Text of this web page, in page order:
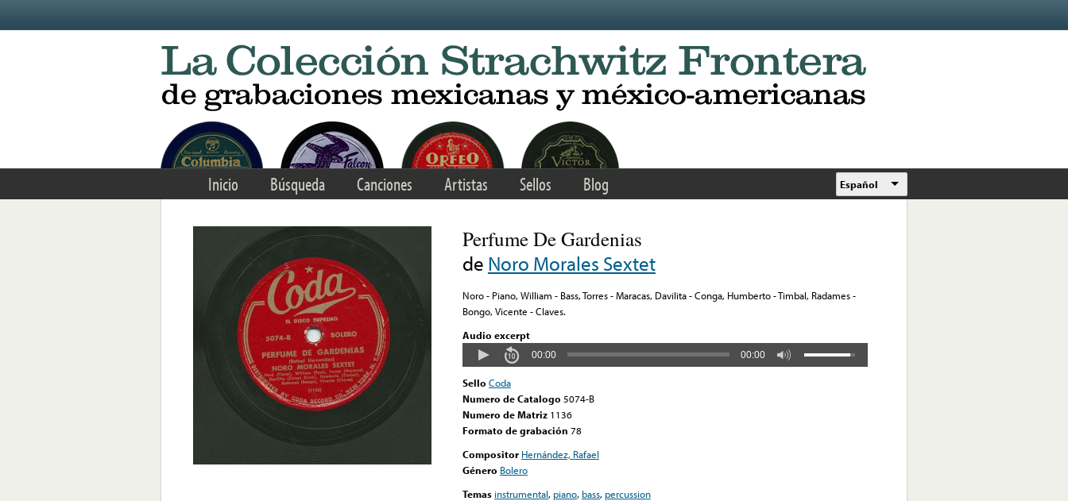
Inicio Búsqueda Canciones Artistas Sellos Blog Español
Perfume De Gardenias
de Noro Morales Sextet
Noro - Piano, William - Bass, Torres - Maracas, Davilita - Conga, Humberto - Timbal, Radames -
Bongo, Vicente - Claves.
Audio excerpt
00:00 00:00
Sello Coda
Numero de Catalogo 5074-B
Numero de Matriz 1136
Formato de grabación 78
Compositor Hernández, Rafael
Género Bolero
Temas instrumental, piano, bass, percussion